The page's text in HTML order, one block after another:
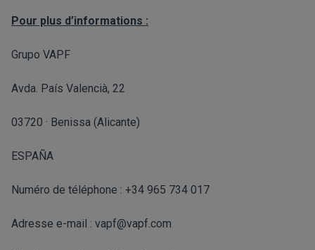
Pour plus d’informations :
Grupo VAPF
Avda. País Valencià, 22
03720 · Benissa (Alicante)
ESPAÑA
Numéro de téléphone : +34 965 734 017
Adresse e-mail : vapf@vapf.com